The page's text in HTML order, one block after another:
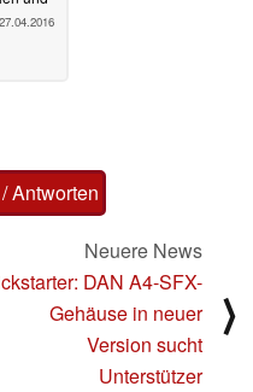
27.04.2016
Antworten
Neuere News
DAN A4-SFX-
Gehäuse in neuer
Version sucht
Unterstützer
⟩